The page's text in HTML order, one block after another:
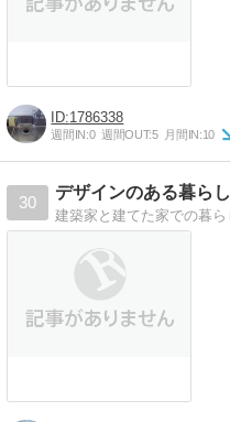
1786338
週間IN:0 週間OUT:5 月間IN:10
30
デザインのある暮らし